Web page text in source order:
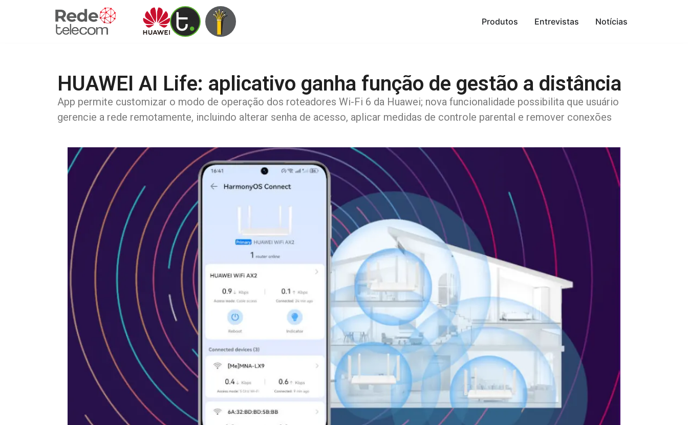
Produtos Entrevistas Notícias
HUAWEI AI Life: aplicativo ganha função de gestão a distância
App permite customizar o modo de operação dos roteadores Wi-Fi 6 da Huawei; nova funcionalidade possibilita que usuário
gerencie a rede remotamente, incluindo alterar senha de acesso, aplicar medidas de controle parental e remover conexões